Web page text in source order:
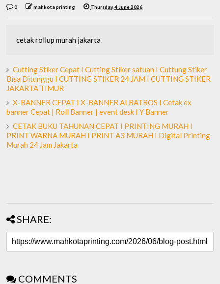
0 mahkota printing Thursday, 4 June 2026
cetak rollup murah jakarta
Cutting Stiker Cepat I Cutting Stiker satuan I Cuttung Stiker
Bisa Ditunggu I CUTTING STIKER 24 JAM I CUTTING STIKER
JAKARTA TIMUR
X-BANNER CEPAT I X-BANNER ALBATROS I Cetak ex
banner Cepat | Roll Banner | event desk I Y Banner
CETAK BUKU TAHUNAN CEPAT I PRINTING MURAH I
PRINT WARNA MURAH I PRINT A3 MURAH I Digital Printing
Murah 24 Jam Jakarta
SHARE:
COMMENTS